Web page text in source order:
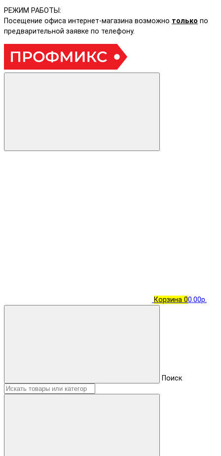
РЕЖИМ РАБОТЫ:
Посещение офиса интернет-магазина возможно только по
предварительной заявке по телефону.
Корзина 00.00р.
Поиск